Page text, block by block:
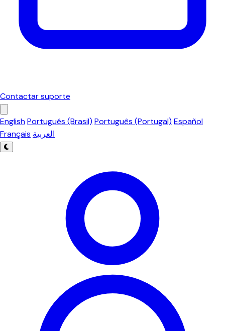
Contactar suporte
EnglishPortuguês (Brasil) Português (Portugal) Español
Français العربية